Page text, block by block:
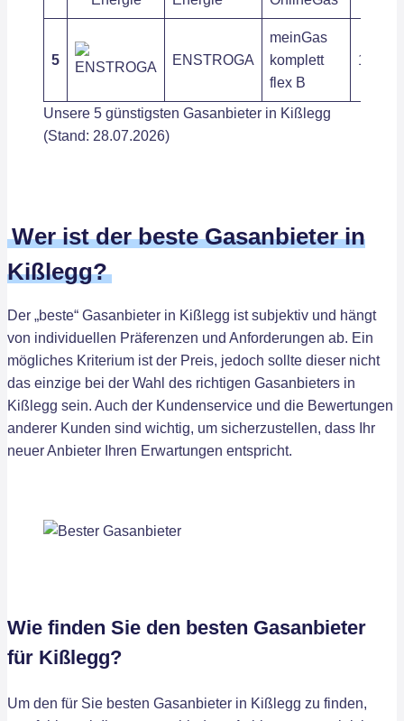
5 ENSTROGA
meinGas
komplett
flex B
11,05
Unsere 5 günstigsten Gasanbieter in Kißlegg
(Stand: 28.07.2026)
Wer ist der beste Gasanbieter in
Kißlegg?
Der „beste“ Gasanbieter in Kißlegg ist subjektiv und hängt
von individuellen Präferenzen und Anforderungen ab. Ein
mögliches Kriterium ist der Preis, jedoch sollte dieser nicht
das einzige bei der Wahl des richtigen Gasanbieters in
Kißlegg sein. Auch der Kundenservice und die Bewertungen
anderer Kunden sind wichtig, um sicherzustellen, dass Ihr
neuer Anbieter Ihren Erwartungen entspricht.
Wie finden Sie den besten Gasanbieter
für Kißlegg?
Um den für Sie besten Gasanbieter in Kißlegg zu finden,